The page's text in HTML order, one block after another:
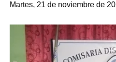
Martes, 21 de noviembre de